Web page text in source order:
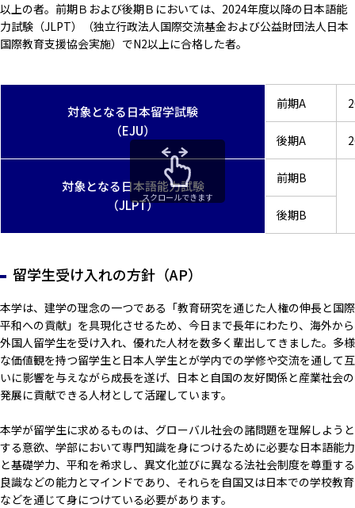
以上の者。前期Ｂおよび後期Ｂにおいては、2024年度以降の日本語能
力試験（JLPT）（独立行政法人国際交流基金および公益財団法人日本
国際教育支援協会実施）でN2以上に合格した者。
対象となる日本留学試験
（EJU）
前期A
後期A
対象となる日本語能力試験
（JLPT）
前期B
後期B
スクロールできます
留学生受け入れの方針（AP）
本学は、建学の理念の一つである「教育研究を通じた人権の伸長と国際
平和への貢献」を具現化させるため、今日まで長年にわたり、海外から
外国人留学生を受け入れ、優れた人材を数多く輩出してきました。多様
な価値観を持つ留学生と日本人学生とが学内での学修や交流を通して互
いに影響を与えながら成長を遂げ、日本と自国の友好関係と産業社会の
発展に貢献できる人材として活躍しています。
本学が留学生に求めるものは、グローバル社会の諸問題を理解しようと
する意欲、学部において専門知識を身につけるために必要な日本語能力
と基礎学力、平和を希求し、異文化並びに異なる法社会制度を尊重する
良識などの能力とマインドであり、それらを自国又は日本での学校教育
などを通じて身につけている必要があります。